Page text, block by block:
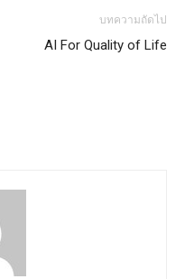
บทความถัดไป
AI For Quality of Life